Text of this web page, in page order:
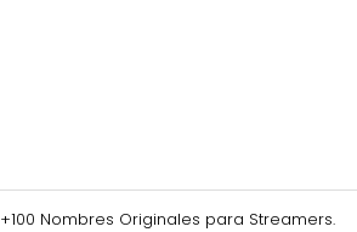
+100 Nombres Originales para Streamers.